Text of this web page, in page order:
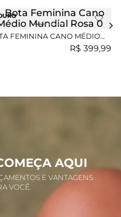
FEMININA CANO MÉDIO
R$ 399,99
AQUI
E VANTAGENS
VOCÊ.